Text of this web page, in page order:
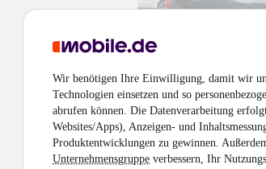
Wir benötigen Ihre Einwilligung, damit wir
Technologien einsetzen und so
abrufen können. Die Datenverarbeitung
Websites/Apps), Anzeigen- und
Produktentwicklungen zu gewinnen.
Unternehmensgruppe verbessern, Ihr